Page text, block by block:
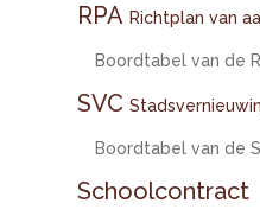
RPA Richtplan van
Boordtabel van de
SVC
Boordtabel van de
Schoolcontract